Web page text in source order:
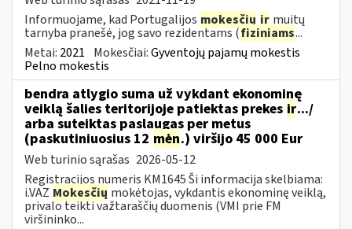
Informuojame, kad Portugalijos mokesčių ir muitų
tarnyba pranešė, jog savo rezidentams (fiziniams...
Metai: 2021 Mokesčiai:Gyventojų pajamų mokestis
Pelno mokestis
bendra atlygio suma už vykdant ekonominę
veiklą šalies teritorijoje patiektas prekes ir.../
arba suteiktas paslaugas per metus
(paskutiniuosius 12 mėn.) viršijo 45 000 Eur
Web turinio sąrašas 2026-05-12
Registracijos numeris KM1645 Ši informacija skelbiama:
i.VAZ Mokesčių mokėtojas, vykdantis ekonominę veiklą,
privalo teikti važtaraščių duomenis (VMI prie FM
viršininko...